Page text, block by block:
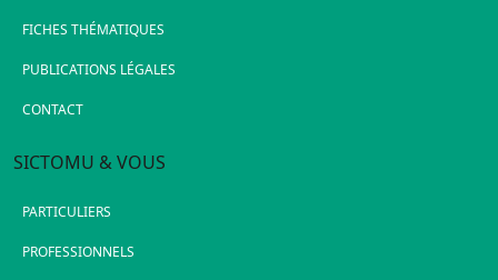
FICHES THÉMATIQUES
PUBLICATIONS LÉGALES
CONTACT
SICTOMU & VOUS
PARTICULIERS
PROFESSIONNELS